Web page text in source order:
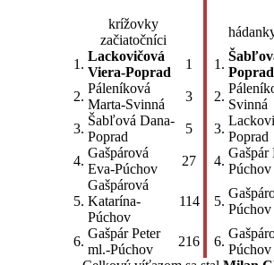
krížovky
začiatočníci
1.
Lackovičová
Viera-Poprad
1 1.
Poprad
2.
Páleníková
Marta-Svinná
3 2.
Svinná
3.
Šabľová Dana-
Poprad
5 3.
Poprad
4.
Gašpárová
Eva-Púchov
27 4.
Gašpár
Púchov
5.
Gašpárová
Katarína-
Púchov
114 5.
Púchov
6.
Gašpár Peter
ml.-Púchov
216 6.
Púchov